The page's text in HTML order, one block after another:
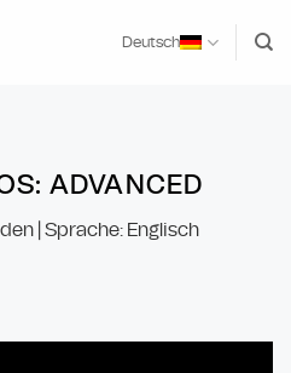
Deutsch
ADVANCED
| Sprache: Englisch